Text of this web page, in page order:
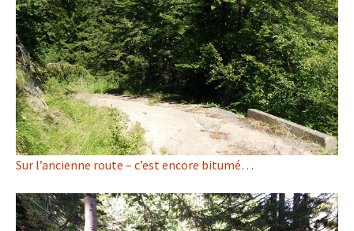
Sur l’ancienne route – c’est encore bitumé…